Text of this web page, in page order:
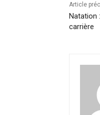
Article
Natation
carrière